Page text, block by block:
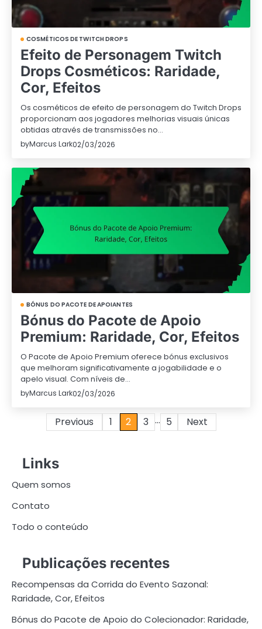
COSMÉTICOS DE TWITCH DROPS
Efeito de Personagem Twitch
Drops Cosméticos: Raridade,
Cor, Efeitos
Os cosméticos de efeito de personagem do Twitch Drops
proporcionam aos jogadores melhorias visuais únicas
obtidas através de transmissões no…
byMarcus Lark02/03/2026
BÓNUS DO PACOTE DE APOIANTES
Bónus do Pacote de Apoio
Premium: Raridade, Cor, Efeitos
O Pacote de Apoio Premium oferece bónus exclusivos
que melhoram significativamente a jogabilidade e o
apelo visual. Com níveis de…
byMarcus Lark02/03/2026
Previous 1 2 3 … 5 Next
Links
Quem somos
Contato
Todo o conteúdo
Publicações recentes
Recompensas da Corrida do Evento Sazonal:
Raridade, Cor, Efeitos
Bónus do Pacote de Apoio do Colecionador: Raridade,